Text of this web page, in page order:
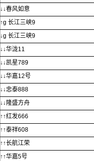
↓↓春风如意
↑g 长江三峡9
↓g 长江三峡9
↓↓华泷11
↓↓凯星789
↓↓华嘉12号
↓↓忠泰888
↓↓隆盛方舟
↑↑红发666
↑↑泰祥608
↑↑长航江荣
↑↑华嘉5号